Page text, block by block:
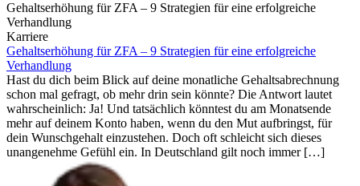
Gehaltserhöhung für ZFA – 9 Strategien für eine erfolgreiche
Verhandlung
Karriere
Gehaltserhöhung für ZFA – 9 Strategien für eine erfolgreiche
Verhandlung
Hast du dich beim Blick auf deine monatliche Gehaltsabrechnung
schon mal gefragt, ob mehr drin sein könnte? Die Antwort lautet
wahrscheinlich: Ja! Und tatsächlich könntest du am Monatsende
mehr auf deinem Konto haben, wenn du den Mut aufbringst, für
dein Wunschgehalt einzustehen. Doch oft schleicht sich dieses
unangenehme Gefühl ein. In Deutschland gilt noch immer […]